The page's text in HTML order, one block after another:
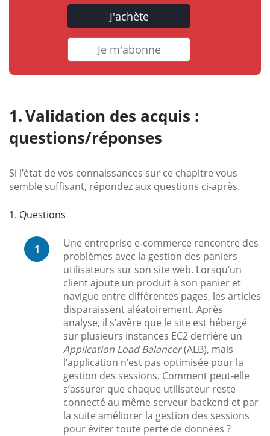
J'achète
Je m'abonne
Validation des acquis :
questions/réponses
Si l’état de vos connaissances sur ce chapitre vous
semble suffisant, répondez aux questions ci-après.
1. Questions
1
Une entreprise e-commerce rencontre des
problèmes avec la gestion des paniers
utilisateurs sur son site web. Lorsqu’un
client ajoute un produit à son panier et
navigue entre différentes pages, les articles
disparaissent aléatoirement. Après
analyse, il s’avère que le site est hébergé
sur plusieurs instances EC2 derrière un
Application Load Balancer(ALB), mais
l’application n’est pas optimisée pour la
gestion des sessions. Comment peut-elle
s’assurer que chaque utilisateur reste
connecté au même serveur backend et par
la suite améliorer la gestion des sessions
pour éviter toute perte de données ?